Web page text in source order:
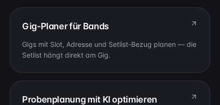
Gig-Planer für Bands
Gigs mit Slot, Adresse und Setlist-Bezug planen — die
Setlist hängt direkt am Gig.
Probenplanung mit KI optimieren